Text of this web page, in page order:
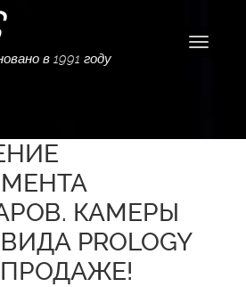
в 1991 году
КАМЕРЫ
PROLOGY